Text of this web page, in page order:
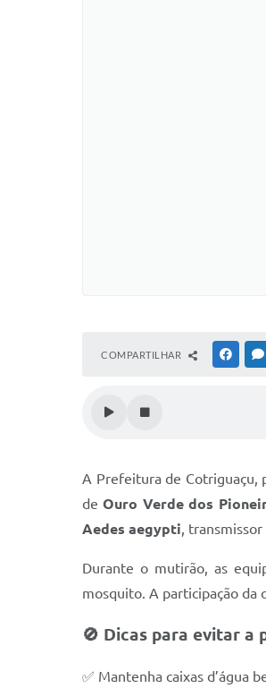
COMPARTILHAR
A Prefeitura de Cotriguaçu,
deOuro Verde dos
Aedes aegypti,
Durante o mutirão, as
mosquito. A participação da
🚫 Dicas para evitar a
✅ Mantenha caixas d’água